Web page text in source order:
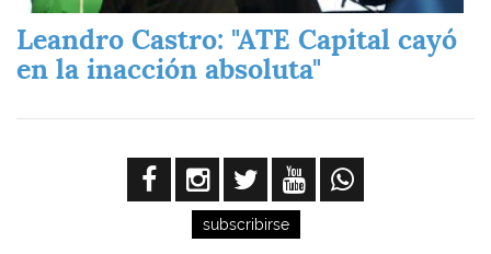
Leandro Castro: "ATE Capital cayó
en la inacción absoluta"
subscribirse